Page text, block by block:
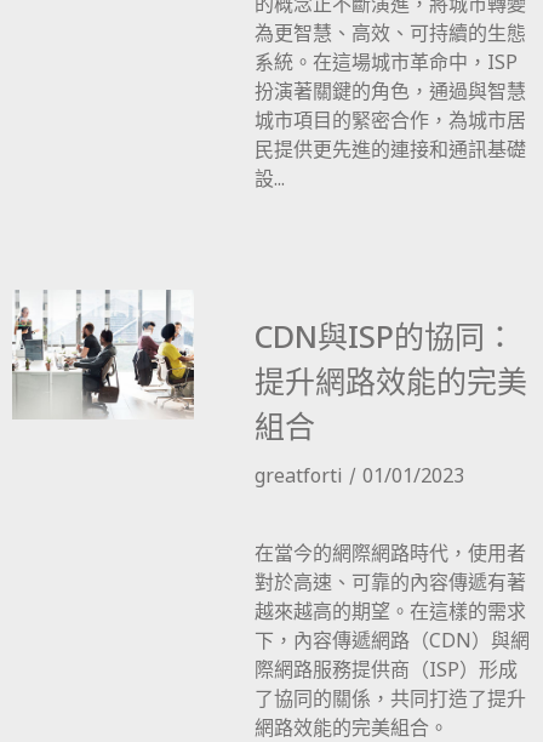
為更智慧、高效、可持續的生態
系統。在這場城市革命中，ISP
扮演著關鍵的角色，通過與智慧
城市項目的緊密合作，為城市居
民提供更先進的連接和通訊基礎
設...
CDN與ISP的協同：
提升網路效能的完美
組合
greatforti 01/01/2023
在當今的網際網路時代，使用者
對於高速、可靠的內容傳遞有著
越來越高的期望。在這樣的需求
下，內容傳遞網路（CDN）與網
際網路服務提供商（ISP）形成
了協同的關係，共同打造了提升
網路效能的完美組合。